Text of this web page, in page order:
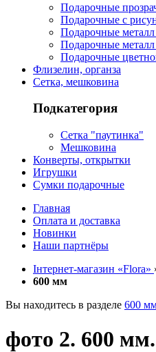
Подарочные
Подарочные с
Подарочные
Подарочные
Подарочные
Флизелин, органза
Сетка, мешковина
Подкатегория
Сетка "паутинка"
Мешковина
Конверты, открытки
Игрушки
Сумки подарочные
Главная
Оплата и доставка
Новинки
Наши партнёры
Інтернет-магазин «Flora»
600 мм
Вы находитесь в разделе 600
фото 2. 600 мм.